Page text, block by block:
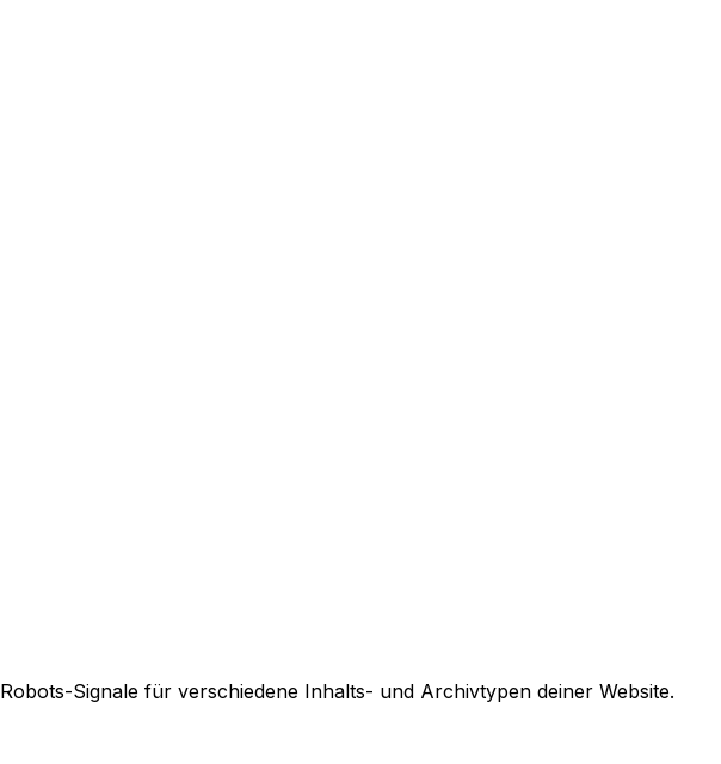
Signale für verschiedene Inhalts- und Archivtypen deiner Website.